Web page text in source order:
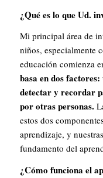
¿Qué es lo que Ud.
Mi principal área de
niños, especialmente
educación comienza
basa en dos
detectar y recordar
por otras personas.
estos dos
aprendizaje, y
fundamento del
¿Cómo funciona el